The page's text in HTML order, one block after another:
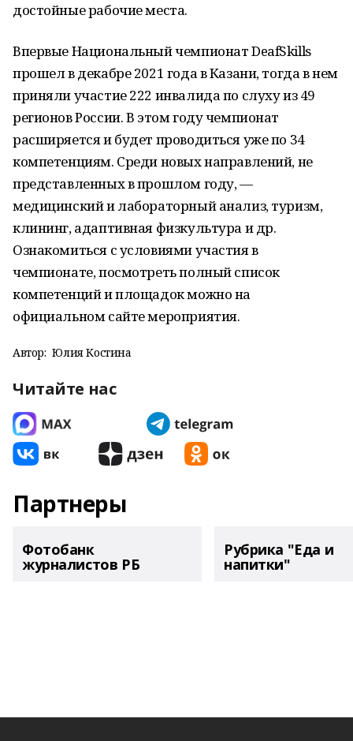
достойные рабочие места.
Впервые Национальный чемпионат DeafSkills
прошел в декабре 2021 года в Казани, тогда в нем
приняли участие 222 инвалида по слуху из 49
регионов России. В этом году чемпионат
расширяется и будет проводиться уже по 34
компетенциям. Среди новых направлений, не
представленных в прошлом году, —
медицинский и лабораторный анализ, туризм,
клининг, адаптивная физкультура и др.
Ознакомиться с условиями участия в
чемпионате, посмотреть полный список
компетенций и площадок можно на
официальном сайте мероприятия.
Автор: Юлия Костина
Читайте нас
Партнеры
Фотобанк
журналистов РБ
Рубрика "Еда и
напитки"